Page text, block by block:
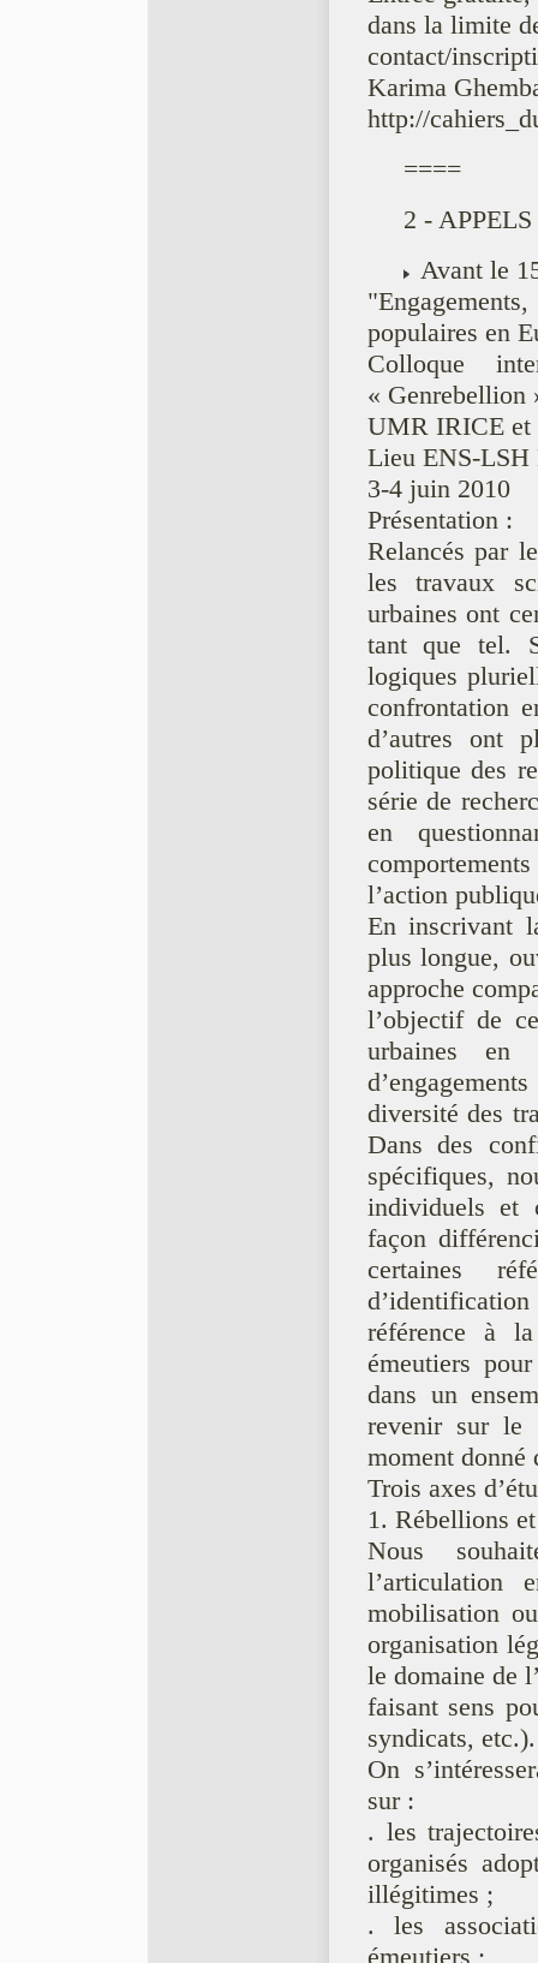
dans la limite
contact/
Karima
http://
====
2 -
Avant le
populaires en
Colloque
« Genrebellion
UMR IRICE
Lieu ENS-LSH
3-4 juin 2010
Présentation :
Relancés par
les travaux
urbaines ont
tant que tel.
logiques
confrontation
d’autres ont
politique des
série de
en
l’action
En inscrivant
plus longue,
approche
l’objectif de
urbaines en
diversité des
Dans des
spécifiques,
individuels et
façon
certaines
référence à
émeutiers
dans un
revenir sur le
moment
Trois axes
1. Rébellions
Nous
l’articulation
mobilisation
organisation
le domaine de
faisant sens
syndicats, etc.).
On
sur :
. les
organisés
illégitimes ;
. les
émeutiers ;